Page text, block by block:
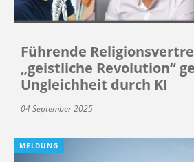
Führende
„geistliche Revolution“
Ungleichheit durch KI
04 September 2025
MELDUNG